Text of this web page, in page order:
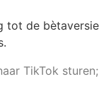
tot de bètaversie
TikTok sturen;